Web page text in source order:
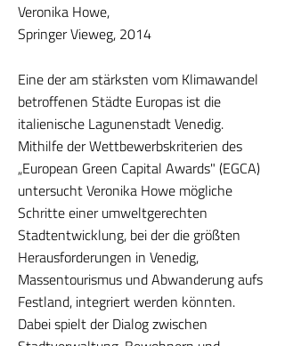
Veronika Howe,
Springer Vieweg, 2014
Eine der am stärksten vom Klimawandel
betroffenen Städte Europas ist die
italienische Lagunenstadt Venedig.
Mithilfe der Wettbewerbskriterien des
„European Green Capital Awards" (EGCA)
untersucht Veronika Howe mögliche
Schritte einer umweltgerechten
Stadtentwicklung, bei der die größten
Herausforderungen in Venedig,
Massentourismus und Abwanderung aufs
Festland, integriert werden könnten.
Dabei spielt der Dialog zwischen